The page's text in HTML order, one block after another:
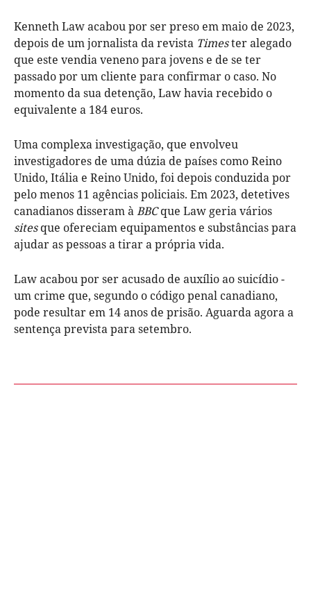
Kenneth Law acabou por ser preso em maio de 2023,
depois de um jornalista da revista Timester alegado
que este vendia veneno para jovens e de se ter
passado por um cliente para confirmar o caso. No
momento da sua detenção, Law havia recebido o
equivalente a 184 euros.
Uma complexa investigação, que envolveu
investigadores de uma dúzia de países como Reino
Unido, Itália e Reino Unido, foi depois conduzida por
pelo menos 11 agências policiais. Em 2023, detetives
canadianos disseram àBBCque Law geria vários
sitesque ofereciam equipamentos e substâncias para
ajudar as pessoas a tirar a própria vida.
Law acabou por ser acusado de auxílio ao suicídio -
um crime que, segundo o código penal canadiano,
pode resultar em 14 anos de prisão. Aguarda agora a
sentença prevista para setembro.